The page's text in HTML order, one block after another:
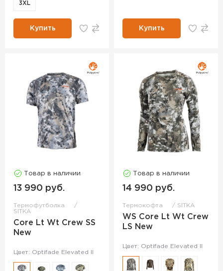
3XL
Купить Купить
Товар в наличии
13 990 руб.
Термофутболка
SITKA
Core Lt Wt Crew SS
New
Цвет: Optifade Elevated II
Товар в наличии
14 990 руб.
Термокофта SITKA
WS Core Lt Wt Crew
LS New
Цвет: Optifade Elevated II